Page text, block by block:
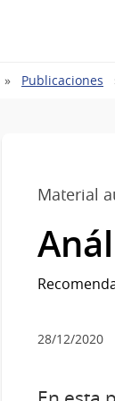
Publicaciones
Material
28/12/2020